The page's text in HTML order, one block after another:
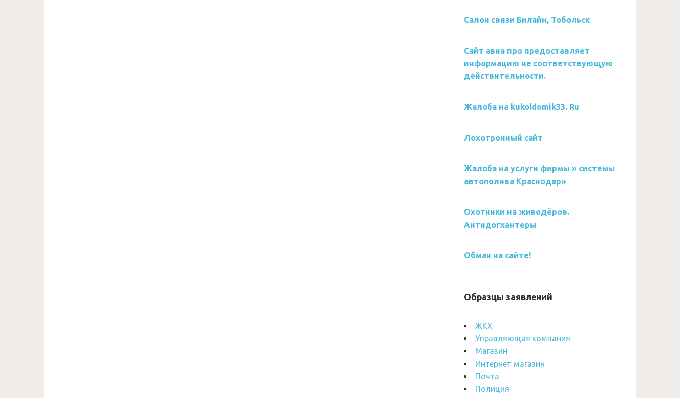
Салон связи Билайн, Тобольск
Сайт авиа про предоставляет
информацию не соответствующую
действительности.
Жалоба на kukoldomik33. Ru
Лохотронный сайт
Жалоба на услуги фирмы » системы
автополива Краснодар»
Охотники на живодёров.
Антидогхантеры
Обман на сайте!
Образцы заявлений
ЖКХ
Управляющая компания
Магазин
Интернет магазин
Почта
Полиция